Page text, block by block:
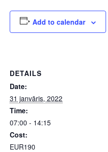
Add to calendar
DETAILS
Date:
31 janvāris, 2022
Time:
07:00 - 14:15
Cost:
EUR190